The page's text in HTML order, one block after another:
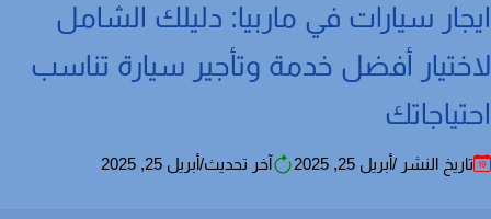
سيارات في ماربيا: دليلك الشامل
أفضل خدمة وتأجير سيارة تناسب
النشر /أبريل 25, 2025 آخر تحديث/أبريل 25, 2025